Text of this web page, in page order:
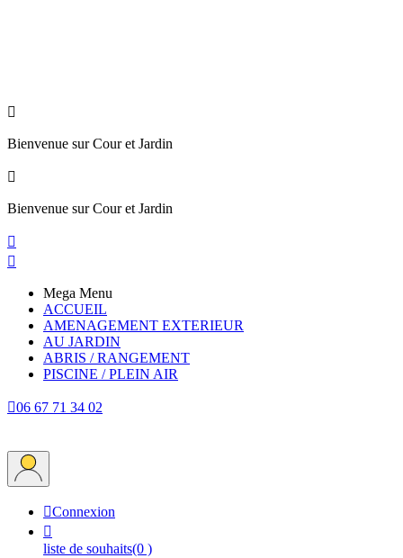

Bienvenue sur Cour et Jardin

Bienvenue sur Cour et Jardin


Mega Menu
ACCUEIL
AMENAGEMENT EXTERIEUR
AU JARDIN
ABRIS / RANGEMENT
PISCINE / PLEIN AIR
06 67 71 34 02
Connexion

liste de souhaits(0 )